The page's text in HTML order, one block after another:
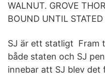
WALNUT. GROVE
BOUND UNTIL
SJ är ett statligt Fram
både staten och SJ
innebar att SJ blev